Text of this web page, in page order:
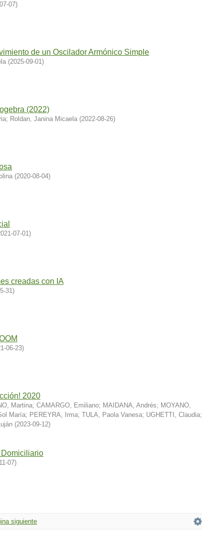
07)
de un Oscilador Armónico Simple
(2025-09-01)
(2022)
; Roldan, Janina Micaela (2022-08-26)
(2020-08-04)
07-01)
creadas con IA
31)
06-23)
2020
Martina; CAMARGO, Emiliano; MAIDANA, Andrés; MOYANO,
María; PEREYRA, Irma; TULA, Paola Vanesa; UGHETTI, Claudia;
(2023-09-12)
07)
siguiente